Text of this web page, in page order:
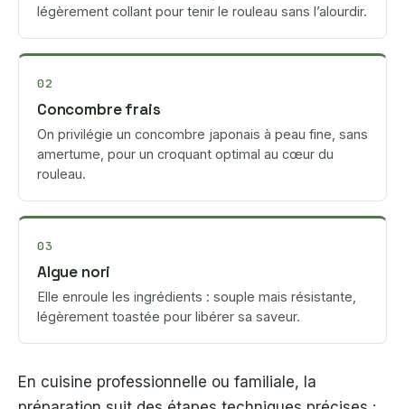
légèrement collant pour tenir le rouleau sans l’alourdir.
02
Concombre frais
On privilégie un concombre japonais à peau fine, sans
amertume, pour un croquant optimal au cœur du
rouleau.
03
Algue nori
Elle enroule les ingrédients : souple mais résistante,
légèrement toastée pour libérer sa saveur.
En cuisine professionnelle ou familiale, la